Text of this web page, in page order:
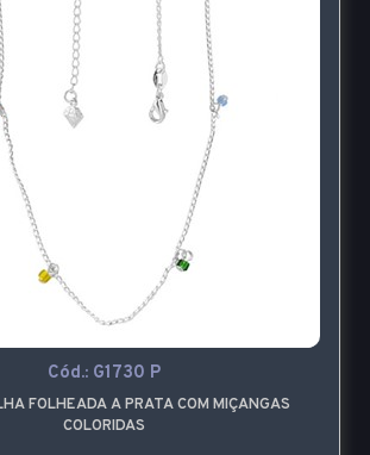
Cód.: G1730 P
FOLHEADA A PRATA COM MIÇANGAS
COLORIDAS